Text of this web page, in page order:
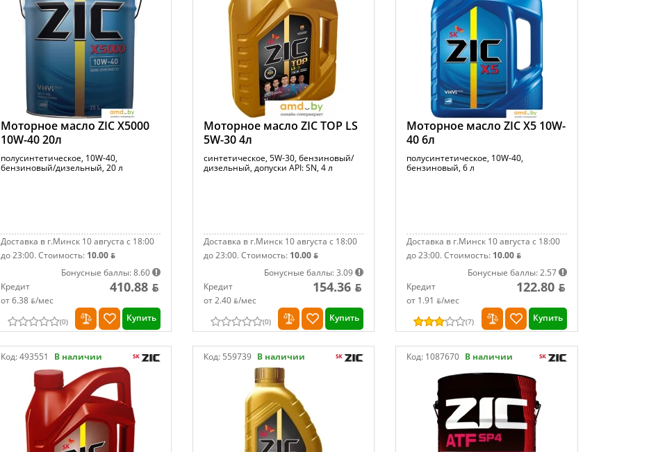
Моторное масло ZIC X5000
10W-40 20л
полусинтетическое, 10W-40,
бензиновый/дизельный, 20 л
Доставка в г.Минск 10 августа с 18:00
до 23:00.Стоимость: 10.00 ƃ
Бонусные баллы: 8.60
Кредит
от 6.38 ƃ/мec
410.88 ƃ
(0) Купить
Моторное масло ZIC TOP LS
5W-30 4л
синтетическое, 5W-30, бензиновый/
дизельный, допуски API: SN, 4 л
Доставка в г.Минск 10 августа с 18:00
до 23:00.Стоимость: 10.00 ƃ
Бонусные баллы: 3.09
Кредит
от 2.40 ƃ/мec
154.36 ƃ
(0) Купить
Моторное масло ZIC X5 10W-
40 6л
полусинтетическое, 10W-40,
бензиновый, 6 л
Доставка в г.Минск 10 августа с 18:00
до 23:00.Стоимость: 10.00 ƃ
Бонусные баллы: 2.57
Кредит
от 1.91 ƃ/мec
122.80 ƃ
(7) Купить
Код:493551 В наличии Код: 559739 В наличии Код: 1087670 В наличии